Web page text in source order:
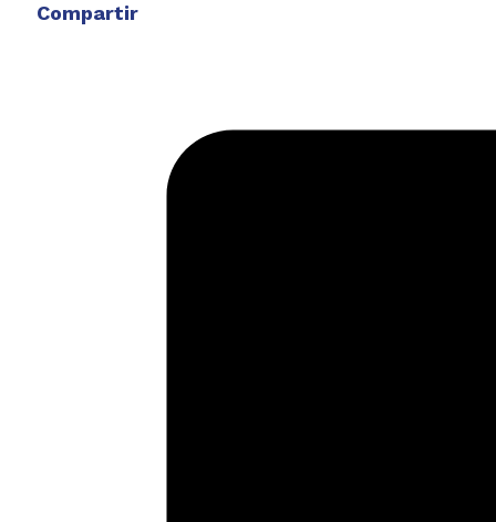
Compartir